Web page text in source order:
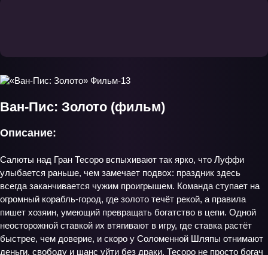
Ван-Пис: Золото (фильм)
Описание:
Салюты над Гран Тесоро вспыхивают так ярко, что Луффи
улыбается раньше, чем замечает подвох: праздник здесь
всегда заканчивается чужим проигрышем. Команда ступает на
огромный корабль‑город, где золото течёт рекой, а правила
пишет хозяин, умеющий превращать богатство в цепи. Одной
неосторожной ставкой их втягивают в игру, где ставка растёт
быстрее, чем доверие, и скоро у Соломенной Шляпы отнимают
деньги, свободу и шанс уйти без драки. Тесоро не просто богач